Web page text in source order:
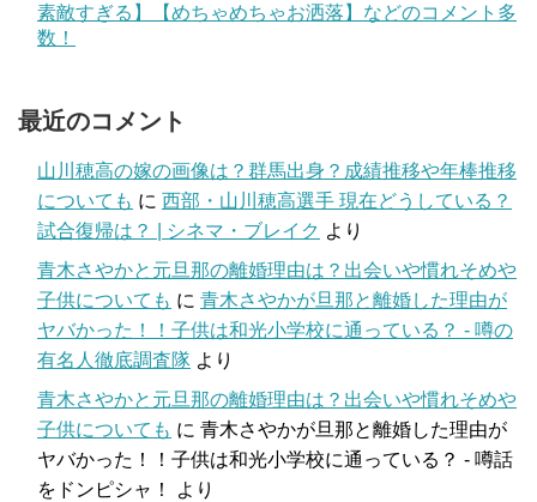
素敵すぎる】【めちゃめちゃお洒落】などのコメント多
数！
最近のコメント
山川穂高の嫁の画像は？群馬出身？成績推移や年棒推移
についても に 西部・山川穂高選手 現在どうしている？
試合復帰は？ | シネマ・ブレイク より
青木さやかと元旦那の離婚理由は？出会いや慣れそめや
子供についても に 青木さやかが旦那と離婚した理由が
ヤバかった！！子供は和光小学校に通っている？ - 噂の
有名人徹底調査隊 より
青木さやかと元旦那の離婚理由は？出会いや慣れそめや
子供についても に 青木さやかが旦那と離婚した理由が
ヤバかった！！子供は和光小学校に通っている？ - 噂話
をドンピシャ！
より